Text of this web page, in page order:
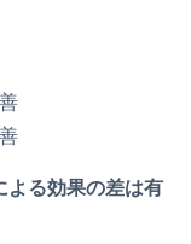
よる効果の差は有